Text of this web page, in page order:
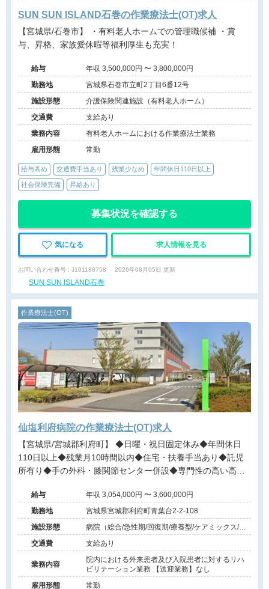
SUN SUN ISLAND石巻の作業療法士(OT)求人
【宮城県/石巻市】 ・有料老人ホームでの管理職候補 ・賞
与、昇格、家族愛休暇等福利厚生も充実！
給与
年収 3,500,000円 〜 3,800,000円
勤務地
宮城県石巻市立町2丁目6番12号
施設形態
介護保険関連施設（有料老人ホーム）
交通費
支給あり
業務内容
有料老人ホームにおける作業療法士業務
雇用形態
常勤
給与高め 交通費手当あり 残業少なめ 年間休日110日以上
社会保険完備 昇給あり
募集状況を確認する
気になる 求人情報を見る
お問い合わせ番号 : J101188758 2026年08月05日 更新
SUN SUN ISLAND石巻
作業療法士(OT)
仙塩利府病院の作業療法士(OT)求人
【宮城県/宮城郡利府町】 ◆日曜・祝日固定休み◆年間休日
110日以上◆残業月10時間以内◆住宅・扶養手当あり◆託児
所有り◆手の外科・膝関節センター併設◆専門性の高い高度
給与
年収 3,054,000円 〜 3,600,000円
勤務地
宮城県宮城郡利府町青葉台2-2-108
施設形態
病院（総合/急性期/回復期/療養型/ケアミックス/外
来）、その他（その他）
交通費 支給あり
業務内容
院内における外来患者及び入院患者に対するリハ
ビリテーション業務 【送迎業務】なし
雇用形態
常勤